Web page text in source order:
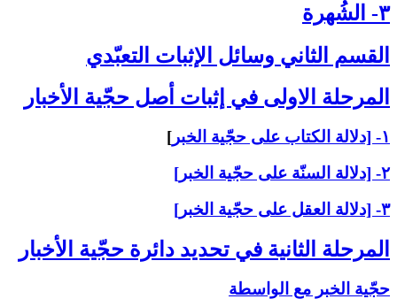
۳- الشُهرة
القسم الثاني ‏وسائل الإثبات التعبّدي‏
المرحلة الاولى ‏في إثبات أصل حجّية الأخبار
۱- [دلالة الكتاب على حجّية الخبر
]
۲- [دلالة السنّة على حجّية الخبر]
۳- [دلالة العقل على حجّية الخبر]
المرحلة الثانية في تحديد دائرة حجّية الأخبار
حجّية الخبر مع الواسطة